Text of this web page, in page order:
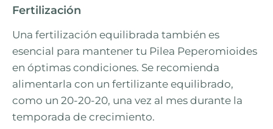
Fertilización
Una fertilización equilibrada también es
esencial para mantener tu Pilea Peperomioides
en óptimas condiciones. Se recomienda
alimentarla con un fertilizante equilibrado,
como un 20-20-20, una vez al mes durante la
temporada de crecimiento.